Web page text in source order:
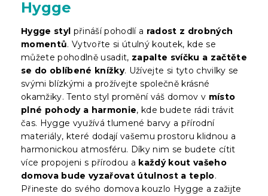
Hygge
Hygge styl přináší pohodlí a radost z drobných
momentů. Vytvořte si útulný koutek, kde se
můžete pohodlně usadit, zapalte svíčku a začtěte
se do oblíbené knížky. Užívejte si tyto chvilky se
svými blízkými a prožívejte společně krásné
okamžiky. Tento styl promění váš domov v místo
plné pohody a harmonie, kde budete rádi trávit
čas. Hygge využívá tlumené barvy a přírodní
materiály, které dodají vašemu prostoru klidnou a
harmonickou atmosféru. Díky nim se budete cítit
více propojeni s přírodou a každý kout vašeho
domova bude vyzařovat útulnost a teplo.
Přineste do svého domova kouzlo Hygge a zažijte